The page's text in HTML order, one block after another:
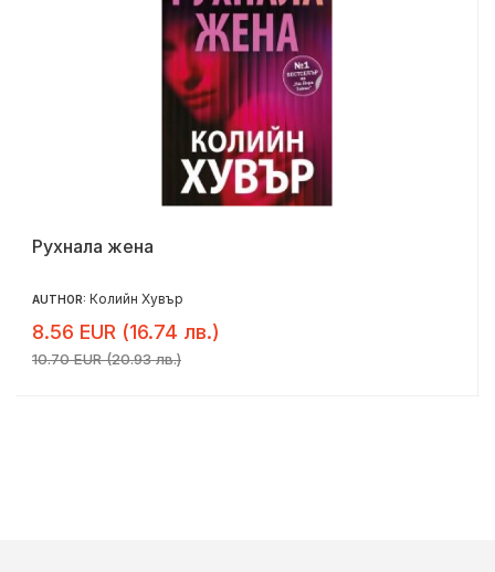
Рухнала жена
AUTHOR: Колийн Хувър
8.56 EUR (16.74 лв.)
10.70 EUR (20.93 лв.)